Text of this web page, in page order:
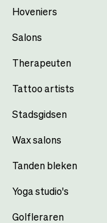
Hoveniers
Salons
Therapeuten
Tattoo artists
Stadsgidsen
Wax salons
Tanden bleken
Yoga studio's
Golfleraren